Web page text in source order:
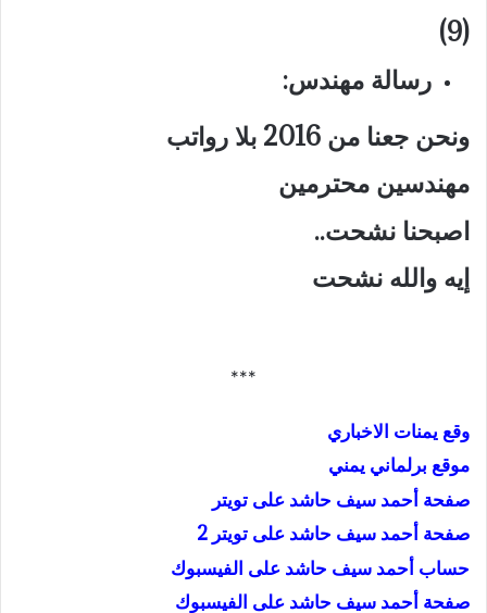
(9)
رسالة مهندس:
ونحن جعنا من 2016 بلا رواتب
مهندسين محترمين
اصبحنا نشحت..
إيه والله نشحت
***
وقع يمنات الاخباري
موقع برلماني يمني
صفحة أحمد سيف حاشد على تويتر
صفحة أحمد سيف حاشد على تويتر 2
حساب أحمد سيف حاشد على الفيسبوك
صفحة أحمد سيف حاشد على الفيسبوك